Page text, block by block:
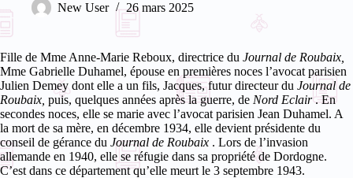
New User 26 mars 2025
Fille de Mme Anne-Marie Reboux, directrice du Journal de Roubaix,
Mme Gabrielle Duhamel, épouse en premières noces l’avocat parisien
Julien Demey dont elle a un fils, Jacques, futur directeur du Journal de
Roubaix, puis, quelques années après la guerre, de Nord Eclair . En
secondes noces, elle se marie avec l’avocat parisien Jean Duhamel. A
la mort de sa mère, en décembre 1934, elle devient présidente du
conseil de gérance du Journal de Roubaix . Lors de l’invasion
allemande en 1940, elle se réfugie dans sa propriété de Dordogne.
C’est dans ce département qu’elle meurt le 3 septembre 1943.